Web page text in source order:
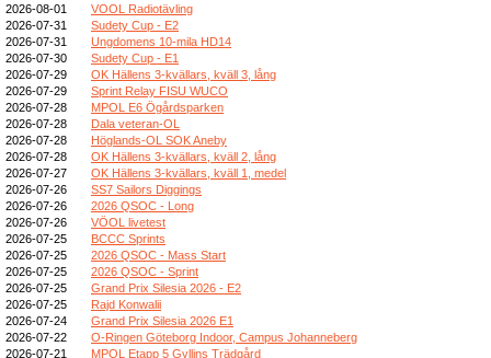
2026-08-01
VOOL Radiotävling
2026-07-31
Sudety Cup - E2
2026-07-31
Ungdomens 10-mila HD14
2026-07-30
Sudety Cup - E1
2026-07-29
OK Hällens 3-kvällars, kväll 3, lång
2026-07-29
Sprint Relay FISU WUCO
2026-07-28
MPOL E6 Ögårdsparken
2026-07-28
Dala veteran-OL
2026-07-28
Höglands-OL SOK Aneby
2026-07-28
OK Hällens 3-kvällars, kväll 2, lång
2026-07-27
OK Hällens 3-kvällars, kväll 1, medel
2026-07-26
SS7 Sailors Diggings
2026-07-26
2026 QSOC - Long
2026-07-26
VÖOL livetest
2026-07-25
BCCC Sprints
2026-07-25
2026 QSOC - Mass Start
2026-07-25
2026 QSOC - Sprint
2026-07-25
Grand Prix Silesia 2026 - E2
2026-07-25
Rajd Konwalii
2026-07-24
Grand Prix Silesia 2026 E1
2026-07-22
O-Ringen Göteborg Indoor, Campus Johanneberg
2026-07-21
MPOL Etapp 5 Gyllins Trädgård